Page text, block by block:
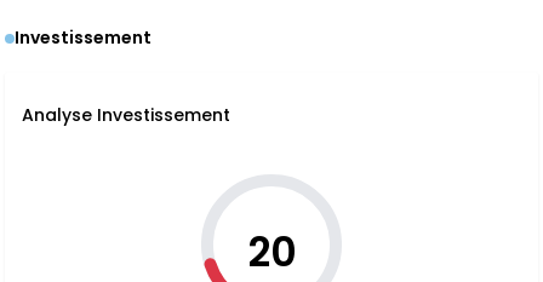
Investissement
Analyse Investissement
20